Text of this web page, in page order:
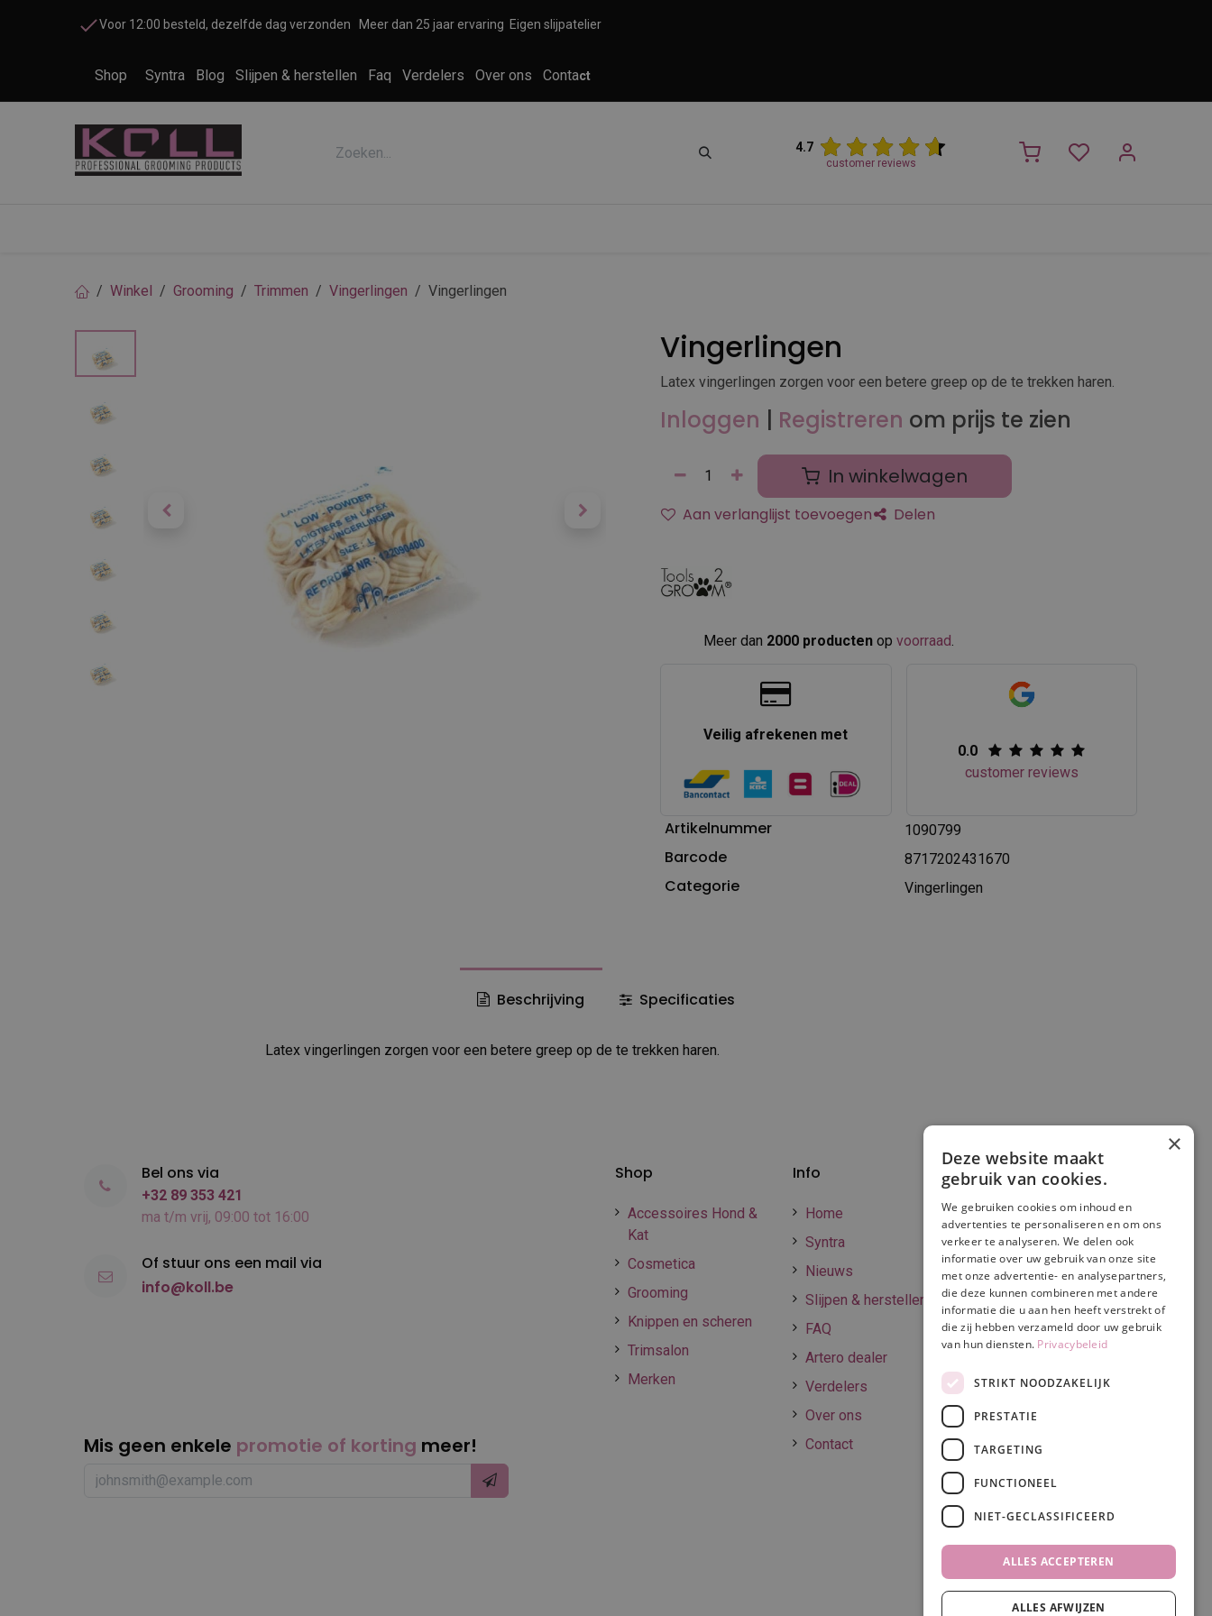
Voor 12:00 besteld, dezelfde dag verzonden Meer dan 25 jaar ervaring Eigen slijpatelier
Shop Syntra Blog Slijpen & herstellen Faq Verdelers Over ons Contact
4.7
customer reviews
Winkel Grooming Trimmen Vingerlingen Vingerlingen
Vingerlingen
Latex vingerlingen zorgen voor een betere greep op de te trekken haren.
Inloggen | Registreren om prijs te zien
In winkelwagen
Aan verlanglijst toevoegen Delen
Meer dan 2000 producten op voorraad
Veilig afrekenen met
0.0
customer reviews
Artikelnummer 1090799
Barcode 8717202431670
Categorie Vingerlingen
Beschrijving Specificaties
Latex vingerlingen zorgen voor een betere greep op de te trekken haren.
Info
Home
Syntra
Nieuws
Slijpen & herstellen
FAQ
Artero dealer
Verdelers
Over ons
Contact
Shop
Accessoires Hond &
Kat
Cosmetica
Grooming
Knippen en scheren
Trimsalon
Merken
Verzenden en
betalen
Online betalen
Retourneren
Algemene
voorwaarden
Privacy & Cookie
Disclaimer
Mis geen enkele promotie of korting meer!
Volg ons
Bel ons via
+32 89 353 421
ma t/m vrij, 09:00 tot 16:00
Of stuur ons een mail via
info@koll.be
×
Deze website maakt
gebruik van cookies.
We gebruiken cookies om inhoud en
advertenties te personaliseren en om ons
verkeer te analyseren. We delen ook
informatie over uw gebruik van onze site
met onze advertentie- en analysepartners,
die deze kunnen combineren met andere
informatie die u aan hen heeft verstrekt of
die zij hebben verzameld door uw gebruik
van hun diensten. Privacybeleid
STRIKT NOODZAKELIJK
PRESTATIE
TARGETING
FUNCTIONEEL
NIET-GECLASSIFICEERD
ALLES ACCEPTEREN
ALLES AFWIJZEN